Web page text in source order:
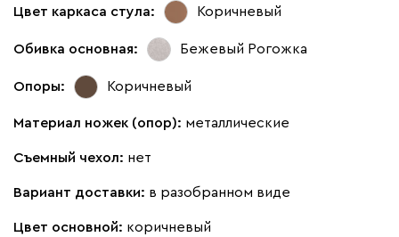
Цвет каркаса стула: Коричневый
Обивка основная: Бежевый Рогожка
Опоры: Коричневый
Материал ножек (опор): металлические
Съемный чехол: нет
Вариант доставки: в разобранном виде
Цвет основной: коричневый